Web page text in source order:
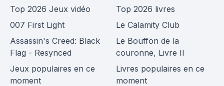
Top 2026 Jeux vidéo
007 First Light
Assassin's Creed: Black
Flag - Resynced
Jeux populaires en ce
moment
Top 2026 livres
Le Calamity Club
Le Bouffon de la
couronne, Livre II
Livres populaires en ce
moment